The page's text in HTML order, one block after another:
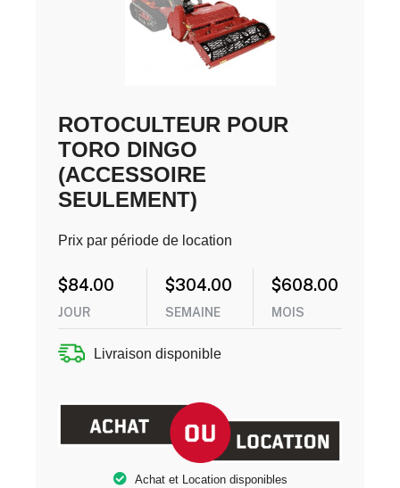
ROTOCULTEUR POUR
TORO DINGO
(ACCESSOIRE
SEULEMENT)
Prix par période de location
$84.00
JOUR
$304.00
SEMAINE
$608.00
MOIS
Livraison disponible
Achat et Location disponibles